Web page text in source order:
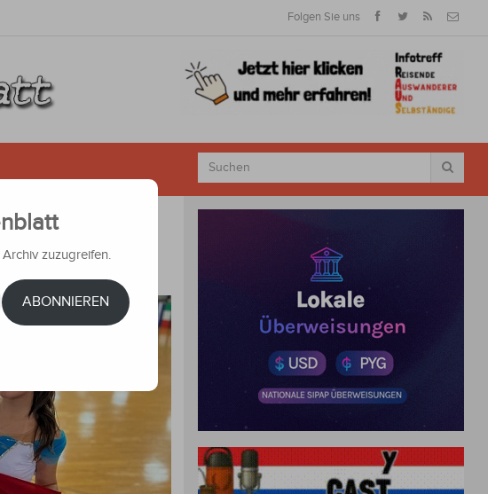
Folgen Sie uns
zuzugreifen.
ABONNIEREN